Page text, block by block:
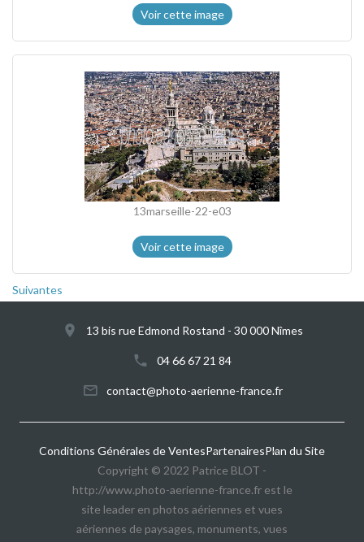
Voir cette image
13marseille-22-e03
Voir cette image
Suivantes
13 bis rue Edmond Rostand - 30 000 Nîmes
04 66 67 21 84
@
Conditions Générales de VentesPartenairesPlan du Site
Copyright © 2022 Patrice BLOT -
http://www.photo-aerienne-france.fr est le
site leader en photos aériennes et vues
aériennes de paysages, monuments, vues